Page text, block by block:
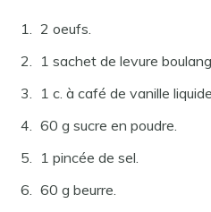
2 oeufs.
1 sachet de levure
1 c. à café de vanille
60 g sucre en poudre.
1 pincée de sel.
60 g beurre.